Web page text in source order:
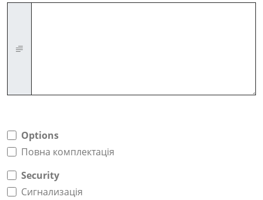
Options
Повна комплектація
Security
Сигнализація